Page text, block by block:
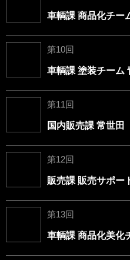
車輌課 商品化チー
第10回
車輌課 塗装チーム
第11回
国内販売課 常世田
第12回
販売課 販売サポー
第13回
車輌課 商品化美化